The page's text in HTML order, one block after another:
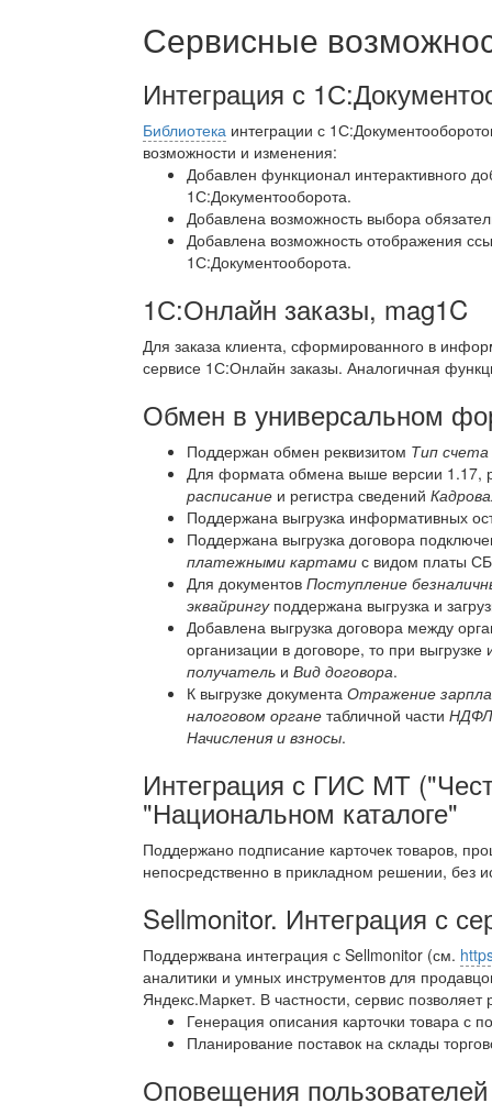
Сервисные
Интеграция с
Библиотека интеграции с
возможности и изменения:
Добавлен функционал интерактивного
1С:Документооборота.
Добавлена возможность выбора
Добавлена возможность отображения
1С:Документооборота.
1С:Онлайн заказы, mag1C
Для заказа клиента, сформированного в
сервисе 1С:Онлайн заказы. Аналогичная
Обмен в универсальном
Поддержан обмен реквизитом Тип счета
Для формата обмена выше версии 1.17,
расписание и регистра сведений
Поддержана выгрузка информативных
Поддержана выгрузка договора
платежными картами с видом платы
Для документов Поступление
эквайрингуподдержана выгрузка и
Добавлена выгрузка договора между
организации в договоре, то при
получатель и Вид договора.
К выгрузке документа Отражение
налоговом органе табличной части НДФЛ
Начисления и взносы.
Интеграция с ГИС МТ
"Национальном каталоге"
Поддержано подписание карточек товаров,
непосредственно в прикладном решении, без
Sellmonitor. Интеграция с
Поддержвана интеграция с Sellmonitor (см.
аналитики и умных инструментов для
Яндекс.Маркет. В частности, сервис
Генерация описания карточки товара с
Планирование поставок на склады
Оповещения